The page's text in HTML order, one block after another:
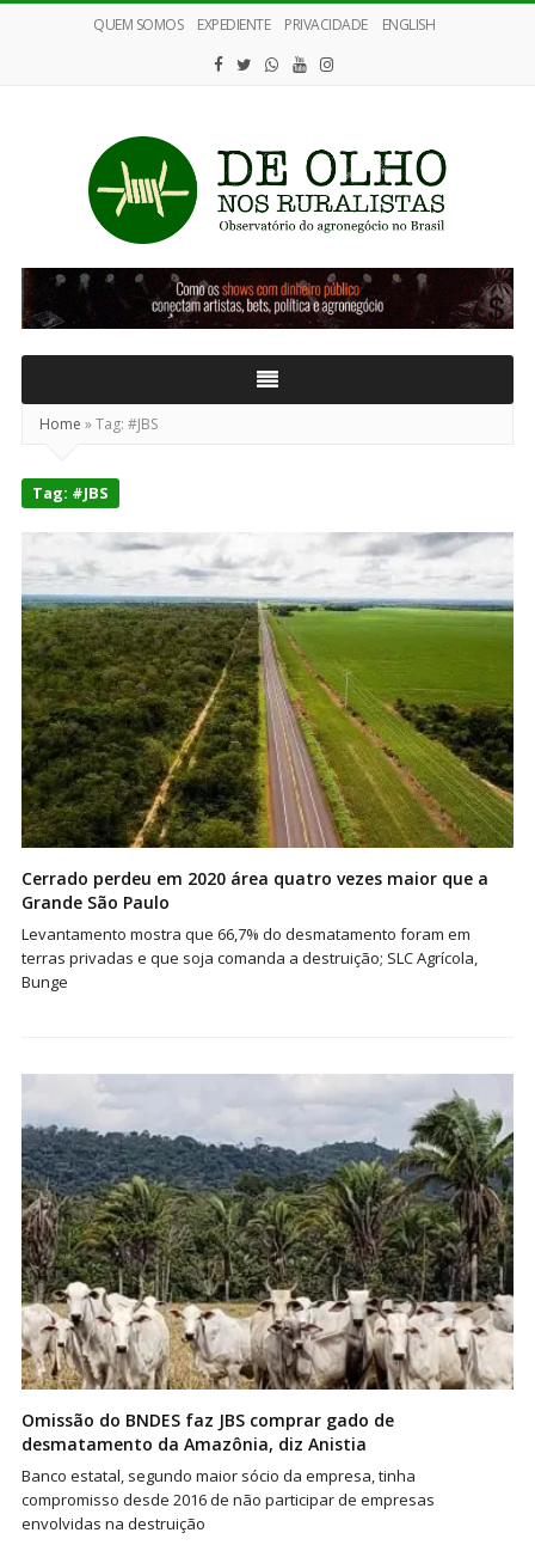
QUEM SOMOS EXPEDIENTE PRIVACIDADE ENGLISH
De
Olho
nos
Home »Tag: #JBS
Tag: #JBS
Cerrado perdeu em 2020 área quatro vezes maior que a
Grande São Paulo
Levantamento mostra que 66,7% do desmatamento foram em
terras privadas e que soja comanda a destruição; SLC Agrícola,
Bunge
Omissão do BNDES faz JBS comprar gado de
desmatamento da Amazônia, diz Anistia
Banco estatal, segundo maior sócio da empresa, tinha
compromisso desde 2016 de não participar de empresas
envolvidas na destruição